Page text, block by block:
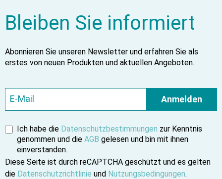
Bleiben Sie informiert
Abonnieren Sie unseren Newsletter und erfahren Sie als
erstes von neuen Produkten und aktuellen Angeboten.
Anmelden
Ich habe die Datenschutzbestimmungen zur Kenntnis
genommen und die AGB gelesen und bin mit ihnen
einverstanden.
Diese Seite ist durch reCAPTCHA geschützt und es gelten
die Datenschutzrichtlinie und Nutzungsbedingungen.